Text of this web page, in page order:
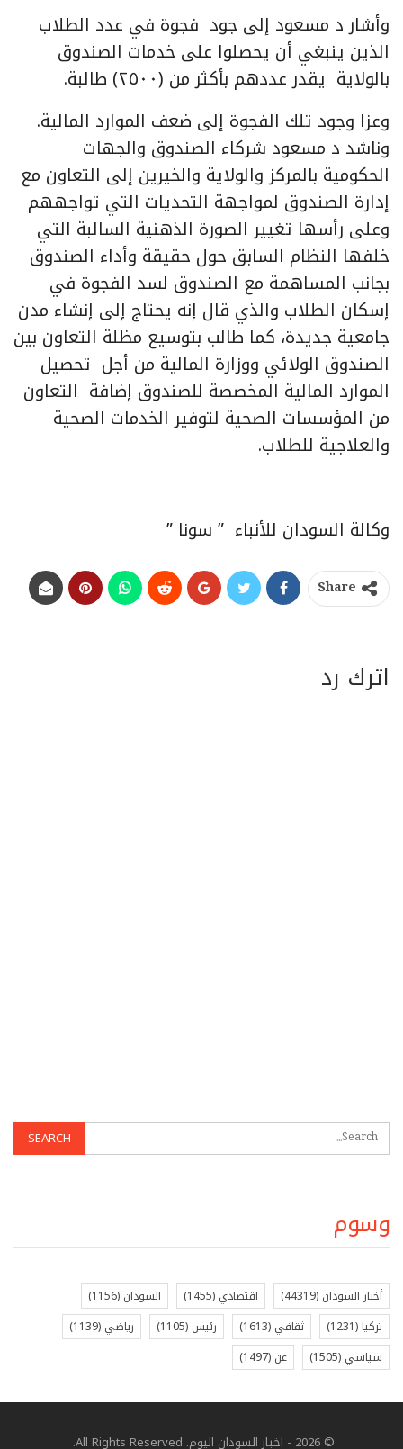
وأشار د مسعود إلى جود فجوة في عدد الطلاب
الذين ينبغي أن يحصلوا على خدمات الصندوق
بالولاية يقدر عددهم بأكثر من (٢٥٠٠) طالبة.
وعزا وجود تلك الفجوة إلى ضعف الموارد المالية.
وناشد د مسعود شركاء الصندوق والجهات
الحكومية بالمركز والولاية والخيرين إلى التعاون مع
إدارة الصندوق لمواجهة التحديات التي تواجههم
وعلى رأسها تغيير الصورة الذهنية السالبة التي
خلفها النظام السابق حول حقيقة وأداء الصندوق
بجانب المساهمة مع الصندوق لسد الفجوة في
إسكان الطلاب والذي قال إنه يحتاج إلى إنشاء مدن
جامعية جديدة، كما طالب بتوسيع مظلة التعاون بين
الصندوق الولائي ووزارة المالية من أجل تحصيل
الموارد المالية المخصصة للصندوق إضافة التعاون
من المؤسسات الصحية لتوفير الخدمات الصحية
والعلاجية للطلاب.
وكالة السودان للأنباء ” سونا ”
Share
اترك رد
وسوم
أخبار السودان (44319) اقتصادي (1455) السودان (1156)
تركيا (1231) ثقافي (1613) رئيس (1105) رياضي (1139)
سياسي (1505) عن (1497)
© 2026 - اخبار السودان اليوم. All Rights Reserved.